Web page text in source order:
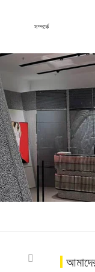
সম্পর্কে